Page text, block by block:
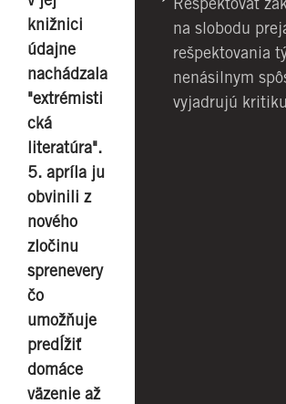
knižnici
údajne
nachádzala
"extrémisti
cká
literatúra".
5. apríla ju
obvinili z
nového
zločinu
sprenevery
čo
umožňuje
predĺžiť
domáce
väzenie až
na slobodu
rešpektovania
nenásilnym
vyjadrujú